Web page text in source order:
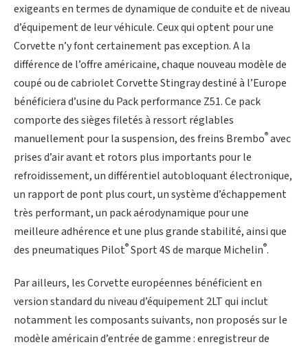
exigeants en termes de dynamique de conduite et de niveau
d’équipement de leur véhicule. Ceux qui optent pour une
Corvette n’y font certainement pas exception. A la
différence de l’offre américaine, chaque nouveau modèle de
coupé ou de cabriolet Corvette Stingray destiné à l’Europe
bénéficiera d’usine du Pack performance Z51. Ce pack
comporte des sièges filetés à ressort réglables
manuellement pour la suspension, des freins Brembo® avec
prises d’air avant et rotors plus importants pour le
refroidissement, un différentiel autobloquant électronique,
un rapport de pont plus court, un système d’échappement
très performant, un pack aérodynamique pour une
meilleure adhérence et une plus grande stabilité, ainsi que
des pneumatiques Pilot® Sport 4S de marque Michelin®.
Par ailleurs, les Corvette européennes bénéficient en
version standard du niveau d’équipement 2LT qui inclut
notamment les composants suivants, non proposés sur le
modèle américain d’entrée de gamme : enregistreur de